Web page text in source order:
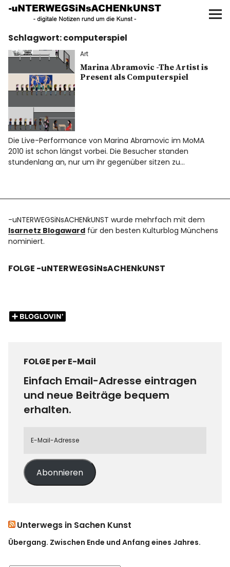
UNTERWEGS IN SACHEN
KUNST
Start
AKTUELLE AUSSTELLUNGEN
KUNSTSPAZIERGÄNGE
ÜBER
UNSER BUCH
f I P
Schlagwort:computerspiel
Art
Marina Abramovic -The Artist is
Present als Computerspiel
Die Live-Performance von Marina Abramovic im MoMA
2010 ist schon längst vorbei. Die Besucher standen
stundenlang an, nur um ihr gegenüber sitzen zu…
-uNTERWEGSiNsACHENkUNST wurde mehrfach mit dem
Isarnetz Blogaward für den besten Kulturblog Münchens
nominiert.
FOLGE -uNTERWEGSiNsACHENkUNST
FOLGE per E-Mail
Einfach Email-Adresse eintragen
und neue Beiträge bequem
erhalten.
Abonnieren
Unterwegs in Sachen Kunst
Übergang. Zwischen Ende und Anfang eines Jahres.